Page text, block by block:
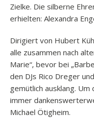
Zielke. Die silberne
erhielten: Alexandra
Dirigiert von Hubert
alle zusammen nach
Marie“, bevor bei
den DJs Rico Dreger
gemütlich ausklang.
immer
Michael Ötigheim.